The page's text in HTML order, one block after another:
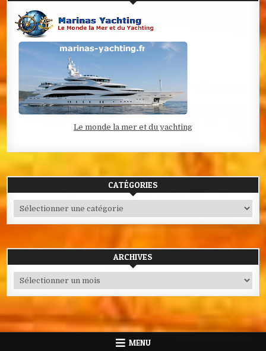
Le monde la mer et du yachting
CATÉGORIES
Catégories
ARCHIVES
Archives
MENU